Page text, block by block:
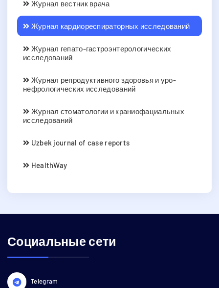
Журнал вестник врача
Журнал кардиореспираторных исследований
Журнал гепато-гастроэнтерологических
исследований
Журнал репродуктивного здоровья и уро-
нефрологических исследований
Журнал стоматологии и краниофациальных
исследований
Uzbek journal of case reports
HealthWay
Социальные сети
Telegram